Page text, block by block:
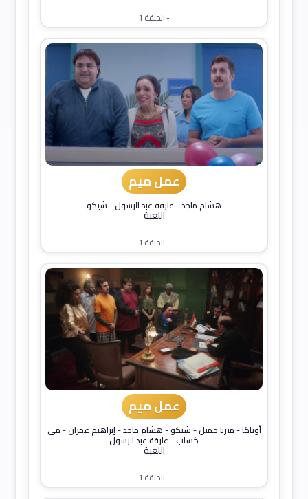
- الحلقة 1
عمل ميم
هشام ماجد-عارفة عبد الرسول-شيكو
اللعبة
- الحلقة 1
عمل ميم
أوتاكا-ميرنا جميل-شيكو-هشام ماجد-إبراهيم عمران-مي
كساب-عارفة عبد الرسول
اللعبة
- الحلقة 1